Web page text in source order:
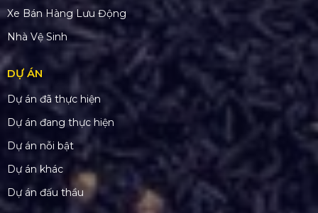
Xe Bán Hàng Lưu Động
Nhà Vệ Sinh
DỰ ÁN
Dự án đã thực hiện
Dự án đang thực hiện
Dự án nỗi bật
Dự án khác
Dự án đấu thầu